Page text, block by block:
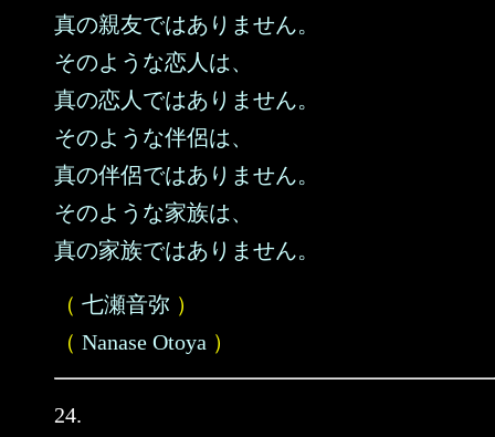
真の親友ではありません。
そのような恋人は、
真の恋人ではありません。
そのような伴侶は、
真の伴侶ではありません。
そのような家族は、
真の家族ではありません。
（ 七瀬音弥 ）
（ Nanase Otoya ）
24.